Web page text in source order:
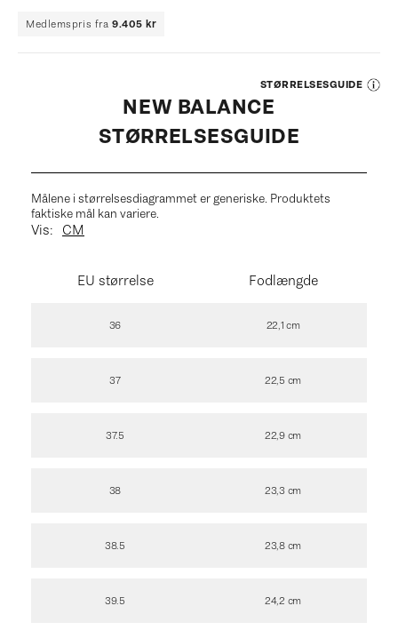
Medlemspris fra 9.405 kr
STØRRELSESGUIDE
NEW BALANCE
STØRRELSESGUIDE
Målene i størrelsesdiagrammet er generiske. Produktets
faktiske mål kan variere.
Vis: CM
EU størrelse Fodlængde
36
37
37.5
38
38.5
39.5
22,1 cm
22,5 cm
22,9 cm
23,3 cm
23,8 cm
24,2 cm